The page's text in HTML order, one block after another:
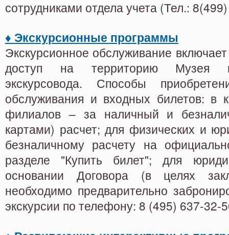
сотрудниками отдела учета (Тел.:
♦ Экскурсионные программы
Экскурсионное обслуживание
доступ на территорию Музея
экскурсовода. Способы
обслуживания и входных билетов: в
филиалов – за наличный и
картами) расчет; для физических и
безналичному расчету на
разделе "Купить билет"; для
основании Договора (в целях
необходимо предварительно
экскурсии по телефону: 8 (495) 637-32-